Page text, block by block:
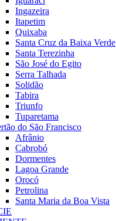
Ingazeira
Itapetim
Quixaba
Santa Cruz da Baixa Verde
Santa Terezinha
São José do Egito
Serra Talhada
Solidão
Tabira
Triunfo
Tuparetama
do São Francisco
Afrânio
Cabrobó
Dormentes
Lagoa Grande
Orocó
Petrolina
Santa Maria da Boa Vista